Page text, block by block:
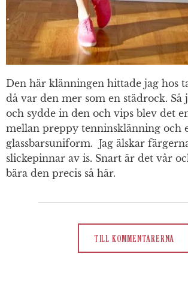
Den här klänningen hittade jag hos
då var den mer som en städrock. Så
och sydde in den och vips blev det
mellan preppy tenninsklänning och
glassbarsuniform. Jag älskar
slickepinnar av is. Snart är det vår
bära den precis så här.
TILL KOMMENTARERNA